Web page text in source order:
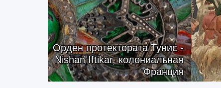
Орден протектората Тунис -
Nishan Iftikar, колониальная
Франция